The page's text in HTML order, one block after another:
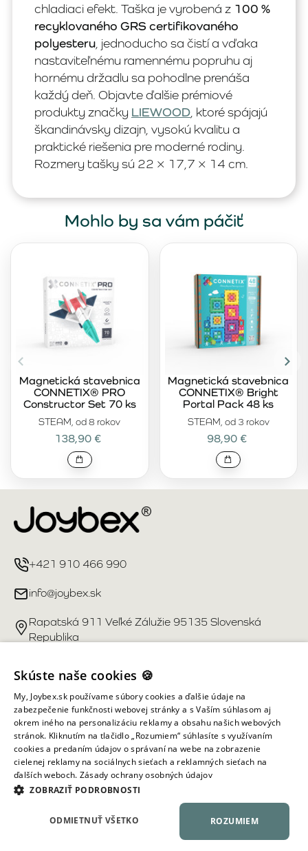
chladiaci efekt. Taška je vyrobená z 100 %
recyklovaného GRS certifikovaného
polyesteru , jednoducho sa čistí a vďaka
nastaviteľnému ramennému popruhu aj
hornému držadlu sa pohodlne prenáša
každý deň. Objavte ďalšie prémiové
produkty značky LIEWOOD , ktoré spájajú
škandinávsky dizajn, vysokú kvalitu a
praktické riešenia pre moderné rodiny.
Rozmery tašky sú 22 × 17,7 × 14 cm.
Mohlo by sa vám páčiť
STEAM, od 8 rokov
Magnetická stavebnica
CONNETIX® PRO
Constructor Set 70 ks
138,90 €
STEAM, od 3 rokov
Magnetická stavebnica
CONNETIX® Bright
Portal Pack 48 ks
98,90 €
+421 910 466 990
info@joybex.sk
Rapatská 911 Veľké Zálužie 95135 Slovenská
Republika
Užitočné odkazy
Účet
Informácie obchodu
Všetky práva vyhradené ©
Skúste naše cookies 🍪
My, Joybex.sk používame súbory cookies a ďalšie údaje na
zabezpečenie funkčnosti webovej stránky a s Vaším súhlasom aj
okrem iného na personalizáciu reklamy a obsahu našich webových
stránok. Kliknutím na tlačidlo „Rozumiem“ súhlasíte s využívaním
cookies a predaním údajov o správaní na webe na zobrazenie
cielenej reklamy na sociálnych sieťach a reklamných sieťach na
ďalších weboch. Zásady ochrany osobných údajov
ZOBRAZIŤ PODROBNOSTI
ROZUMIEM
ODMIETNUŤ VŠETKO